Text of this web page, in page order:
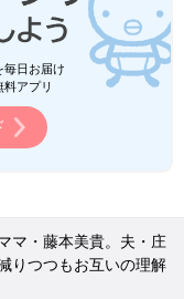
日お届け
アプリ
マ・藤本美貴。夫・庄
りつつもお互いの理解